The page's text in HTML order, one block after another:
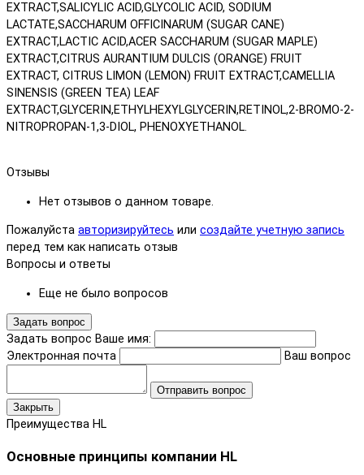
EXTRACT,SALICYLIC ACID,GLYCOLIC ACID, SODIUM
LACTATE,SACCHARUM OFFICINARUM (SUGAR CANE)
EXTRACT,LACTIC ACID,ACER SACCHARUM (SUGAR MAPLE)
EXTRACT,CITRUS AURANTIUM DULCIS (ORANGE) FRUIT
EXTRACT, CITRUS LIMON (LEMON) FRUIT EXTRACT,CAMELLIA
SINENSIS (GREEN TEA) LEAF
EXTRACT,GLYCERIN,ETHYLHEXYLGLYCERIN,RETINOL,2-BROMO-2-
NITROPROPAN-1,3-DIOL, PHENOXYETHANOL.
Отзывы
Нет отзывов о данном товаре.
Пожалуйста авторизируйтесь или создайте учетную запись
перед тем как написать отзыв
Вопросы и ответы
Еще не было вопросов
Задать вопрос
Задать вопрос Ваше имя:
Электронная почта
Ваш вопрос
Отправить вопрос
Закрыть
Преимущества HL
Основные принципы компании HL